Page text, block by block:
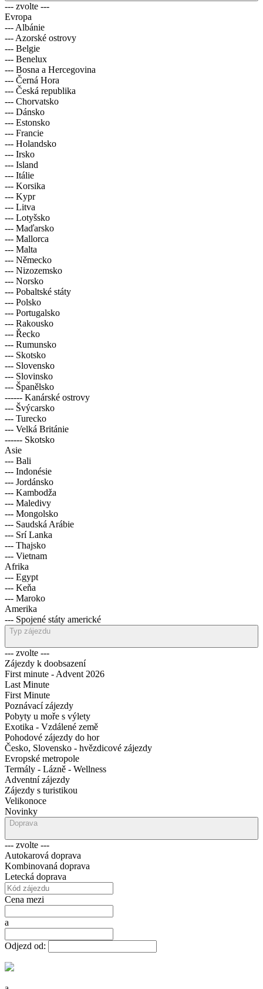
--- zvolte ---
Evropa
--- Albánie
--- Azorské ostrovy
--- Belgie
--- Benelux
--- Bosna a Hercegovina
--- Černá Hora
--- Česká republika
--- Chorvatsko
--- Dánsko
--- Estonsko
--- Francie
--- Holandsko
--- Irsko
--- Island
--- Itálie
--- Korsika
--- Kypr
--- Litva
--- Lotyšsko
--- Maďarsko
--- Mallorca
--- Malta
--- Německo
--- Nizozemsko
--- Norsko
--- Pobaltské státy
--- Polsko
--- Portugalsko
--- Rakousko
--- Řecko
--- Rumunsko
--- Skotsko
--- Slovensko
--- Slovinsko
--- Španělsko
------ Kanárské ostrovy
--- Švýcarsko
--- Turecko
--- Velká Británie
------ Skotsko
Asie
--- Bali
--- Indonésie
--- Jordánsko
--- Kambodža
--- Maledivy
--- Mongolsko
--- Saudská Arábie
--- Srí Lanka
--- Thajsko
--- Vietnam
Afrika
--- Egypt
--- Keňa
--- Maroko
Amerika
--- Spojené státy americké
Typ zájezdu
--- zvolte ---
Zájezdy k doobsazení
First minute - Advent 2026
Last Minute
First Minute
Poznávací zájezdy
Pobyty u moře s výlety
Exotika - Vzdálené země
Pohodové zájezdy do hor
Česko, Slovensko - hvězdicové zájezdy
Evropské metropole
Termály - Lázně - Wellness
Adventní zájezdy
Zájezdy s turistikou
Velikonoce
Novinky
Doprava
--- zvolte ---
Autokarová doprava
Kombinovaná doprava
Letecká doprava
Cena mezi
a
Odjezd od: